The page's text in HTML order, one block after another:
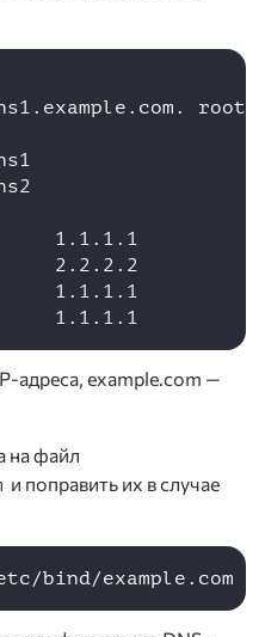
1.1.1.1
2.2.2.2
1.1.1.1
адреса, example.com —
на файл
и поправить их в случае
bind/example.com